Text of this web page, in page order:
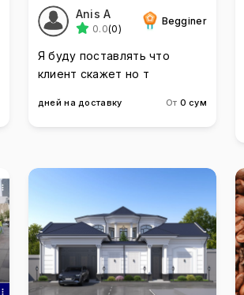
Anis A
0.0(0)
Begginer
Я буду поставлять что
клиент скажет но т
дней на доставку От 0 сум